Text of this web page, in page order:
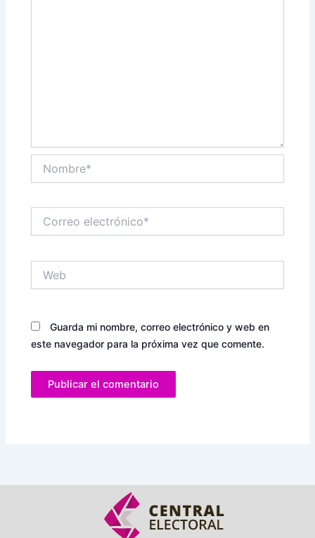
electrónico*
Guarda mi nombre, correo electrónico y web en
este navegador para la próxima vez que comente.